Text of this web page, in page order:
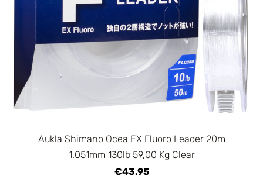
Aukla Shimano Ocea EX Fluoro Leader 20m
1.051mm 130lb 59,00 Kg Clear
€43.95